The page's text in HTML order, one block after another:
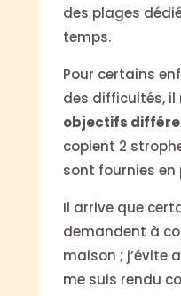
des plages
temps.
Pour certains
des difficultés, il
objectifs
copient 2
sont fournies en
Il arrive que
demandent à
maison ; j’évite
me suis rendu